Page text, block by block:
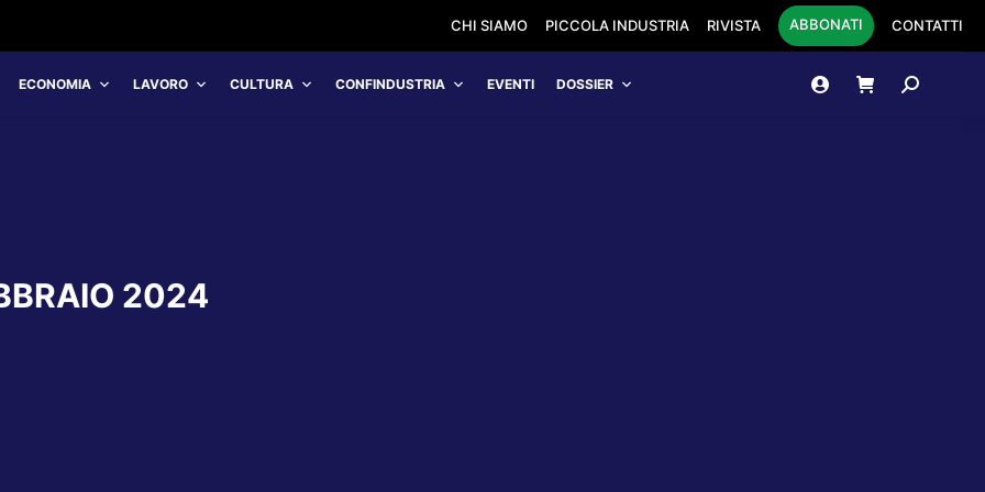
CHI SIAMO PICCOLA INDUSTRIA RIVISTA ABBONATI CONTATTI
ECONOMIA LAVORO CULTURA CONFINDUSTRIA EVENTI DOSSIER Cerca:
2024